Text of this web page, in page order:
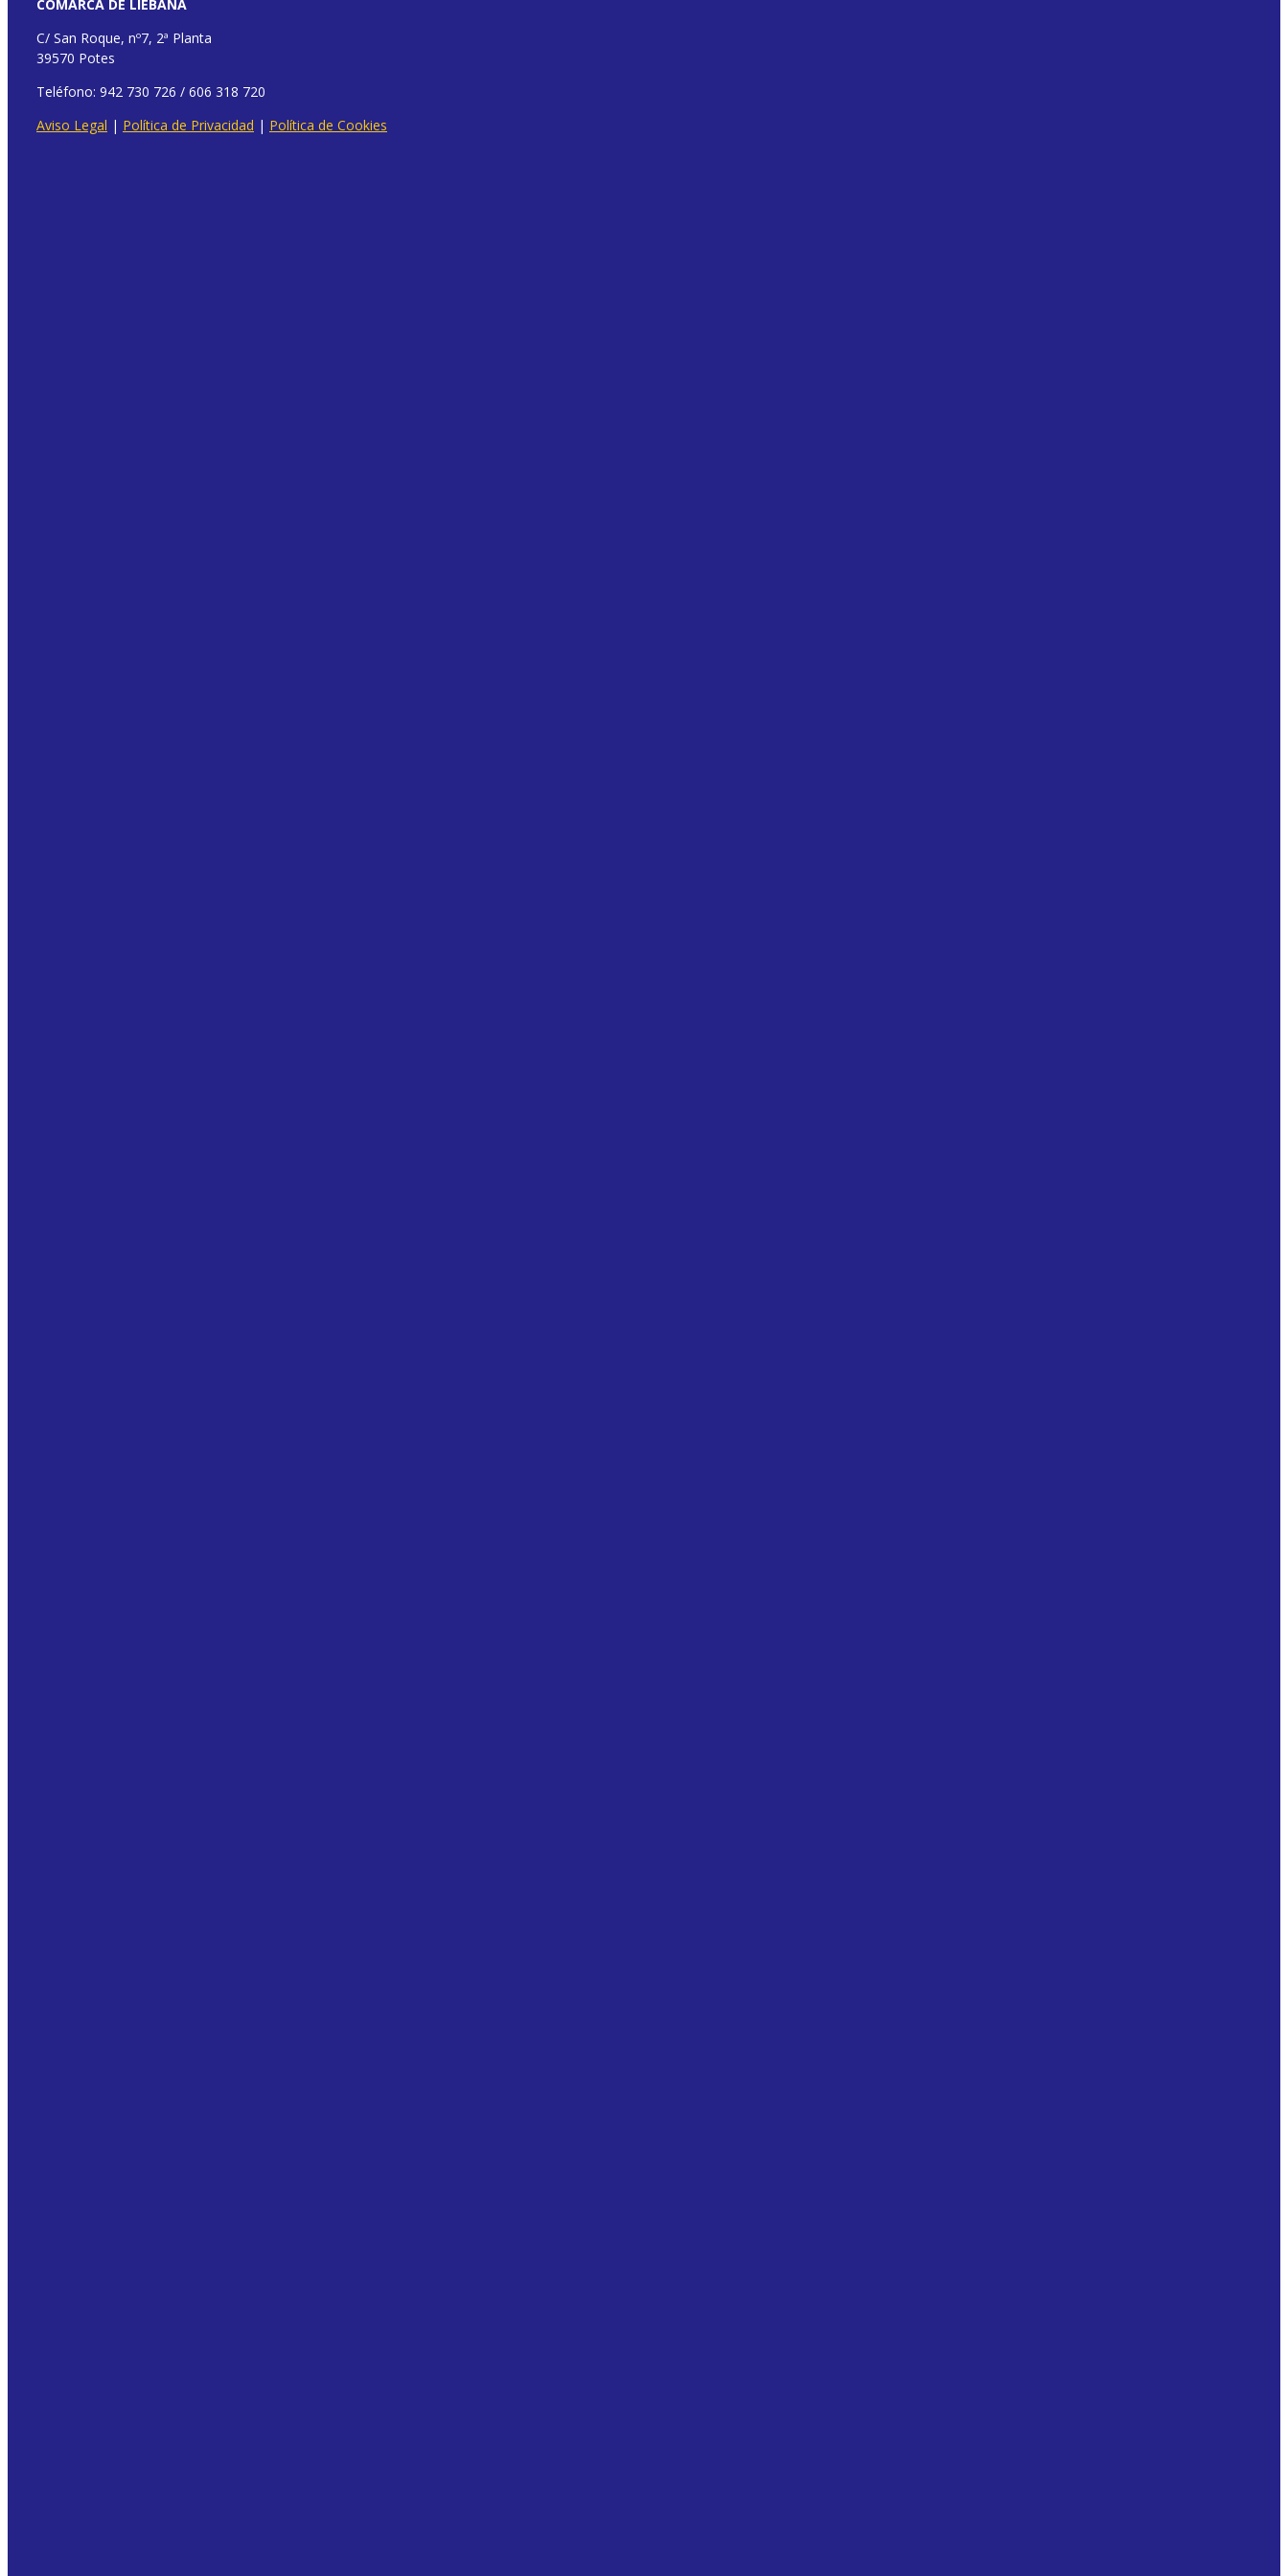
COMARCA DE LIÉBANA
C/ San Roque, nº7, 2ª Planta
39570 Potes
Teléfono: 942 730 726 / 606 318 720
Aviso Legal | Política de Privacidad | Política de Cookies